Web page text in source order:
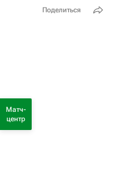
Поделиться
Матч-
центр